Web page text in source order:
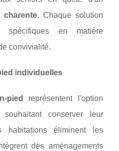
charente. Chaque solution
en matière
convivialité.
individuelles
pied
représentent l'option
conserver leur
habitations éliminent les
des aménagements